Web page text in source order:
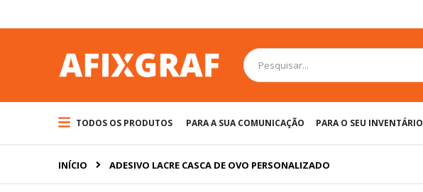
para
conteúdo
Pesquisa
TODOS OS PRODUTOS PARA A SUA COMUNICAÇÃO PARA O SEU INVENTÁRIO
INÍCIO ADESIVO LACRE CASCA DE OVO PERSONALIZADO